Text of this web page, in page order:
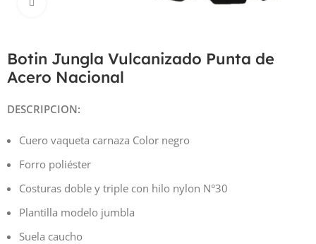
Botin Jungla Vulcanizado Punta de
Acero Nacional
DESCRIPCION:
Cuero vaqueta carnaza Color negro
Forro poliéster
Costuras doble y triple con hilo nylon N°30
Plantilla modelo jumbla
Suela caucho